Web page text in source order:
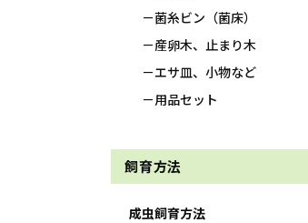
菌糸ビン（菌床）
産卵木、止まり木
エサ皿、小物など
用品セット
飼育方法
成虫飼育方法